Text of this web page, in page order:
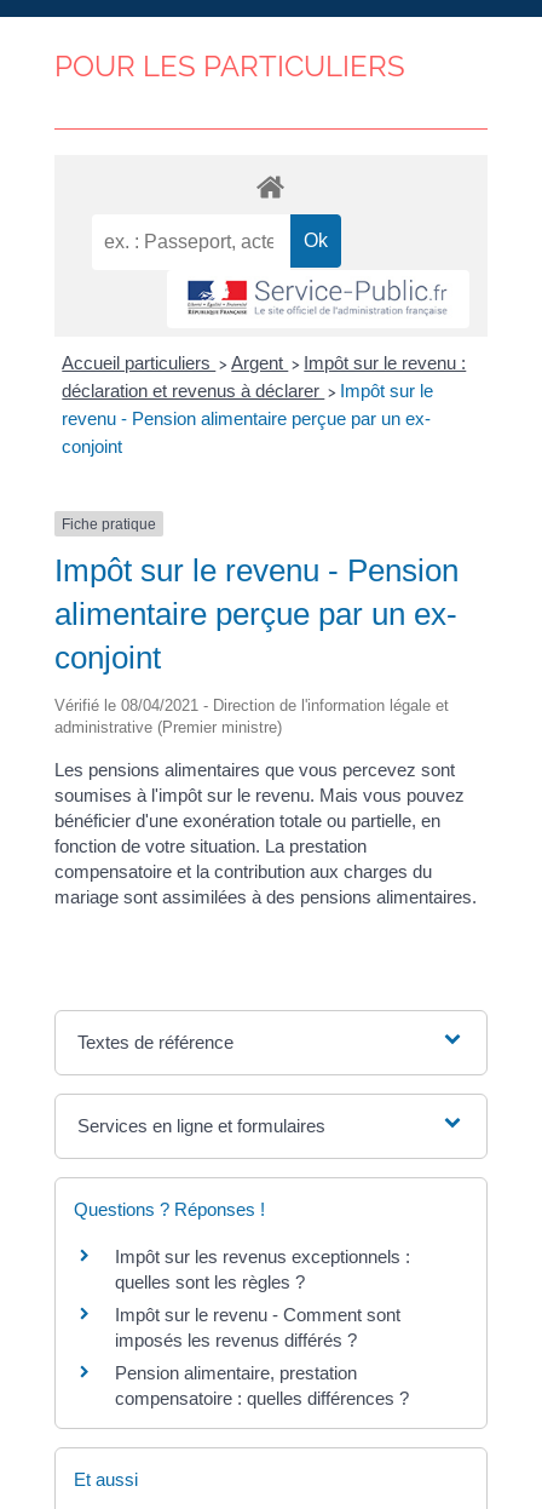
POUR LES PARTICULIERS
Accueil particuliers > Argent > Impôt sur le revenu :
déclaration et revenus à déclarer > Impôt sur le
revenu - Pension alimentaire perçue par un ex-
conjoint
Fiche pratique
Impôt sur le revenu - Pension
alimentaire perçue par un ex-
conjoint
Vérifié le 08/04/2021 - Direction de l'information légale et
administrative (Premier ministre)
Les pensions alimentaires que vous percevez sont
soumises à l'impôt sur le revenu. Mais vous pouvez
bénéficier d'une exonération totale ou partielle, en
fonction de votre situation. La prestation
compensatoire et la contribution aux charges du
mariage sont assimilées à des pensions alimentaires.
Textes de référence
Services en ligne et formulaires
Questions ? Réponses !
Impôt sur les revenus exceptionnels :
quelles sont les règles ?
Impôt sur le revenu - Comment sont
imposés les revenus différés ?
Pension alimentaire, prestation
compensatoire : quelles différences ?
Et aussi